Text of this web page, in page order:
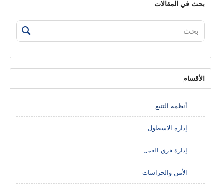
بحث في المقالات
الأقسام
أنظمة التتبع
إدارة الاسطول
إدارة فرق العمل
الأمن والحراسات